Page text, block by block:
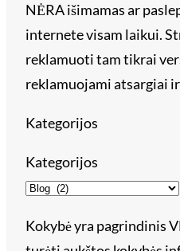
NĖRA išimamas ar
internete visam laikui.
reklamuoti tam tikrai
reklamuojami atsargiai
Kategorijos
Kategorijos
Kokybė yra pagrindinis